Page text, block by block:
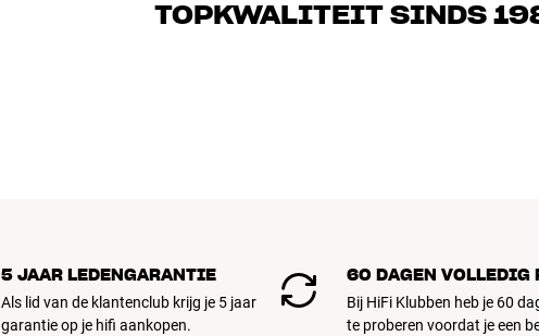
de perfecte oplossing voor jouw wensen en budget
TOPKWALITEIT SINDS
5 JAAR LEDENGARANTIE
Als lid van de klantenclub krijg je 5 jaar
garantie op je hifi aankopen.
60 DAGEN VOLLEDIG
Bij HiFi Klubben heb je 60
te proberen voordat je een